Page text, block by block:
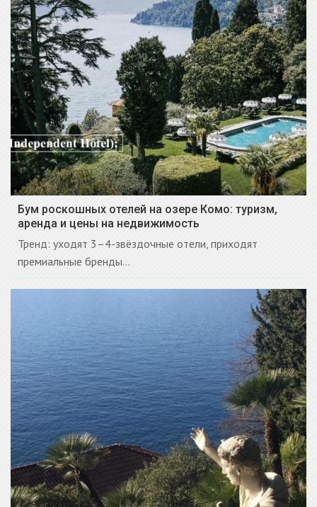
Бум роскошных отелей на озере Комо: туризм,
аренда и цены на недвижимость
Тренд: уходят 3–4-звёздочные отели, приходят
премиальные бренды...